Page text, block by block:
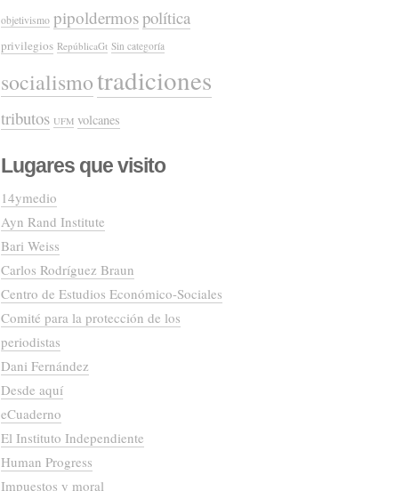
objetivismo pipoldermospolítica
privilegios RepúblicaGt Sin categoría
socialismotradiciones
tributos UFM volcanes
Lugares que visito
14ymedio
Ayn Rand Institute
Bari Weiss
Carlos Rodríguez Braun
Centro de Estudios Económico-Sociales
Comité para la protección de los
periodistas
Dani Fernández
Desde aquí
eCuaderno
El Instituto Independiente
Human Progress
Impuestos y moral